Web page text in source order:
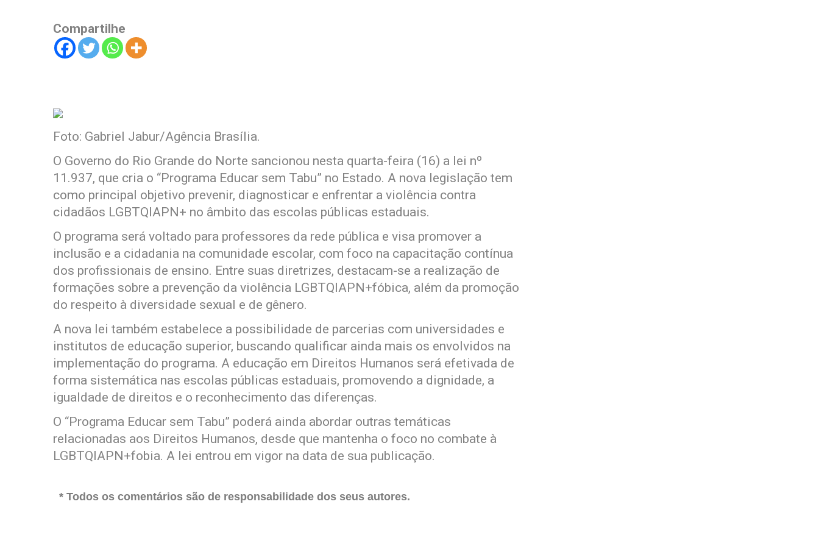
Compartilhe
Foto: Gabriel Jabur/Agência Brasília.
O Governo do Rio Grande do Norte sancionou nesta quarta-feira (16) a lei nº
11.937, que cria o “Programa Educar sem Tabu” no Estado. A nova legislação tem
como principal objetivo prevenir, diagnosticar e enfrentar a violência contra
cidadãos LGBTQIAPN+ no âmbito das escolas públicas estaduais.
O programa será voltado para professores da rede pública e visa promover a
inclusão e a cidadania na comunidade escolar, com foco na capacitação contínua
dos profissionais de ensino. Entre suas diretrizes, destacam-se a realização de
formações sobre a prevenção da violência LGBTQIAPN+fóbica, além da promoção
do respeito à diversidade sexual e de gênero.
A nova lei também estabelece a possibilidade de parcerias com universidades e
institutos de educação superior, buscando qualificar ainda mais os envolvidos na
implementação do programa. A educação em Direitos Humanos será efetivada de
forma sistemática nas escolas públicas estaduais, promovendo a dignidade, a
igualdade de direitos e o reconhecimento das diferenças.
O “Programa Educar sem Tabu” poderá ainda abordar outras temáticas
relacionadas aos Direitos Humanos, desde que mantenha o foco no combate à
LGBTQIAPN+fobia. A lei entrou em vigor na data de sua publicação.
* Todos os comentários são de responsabilidade dos seus autores.